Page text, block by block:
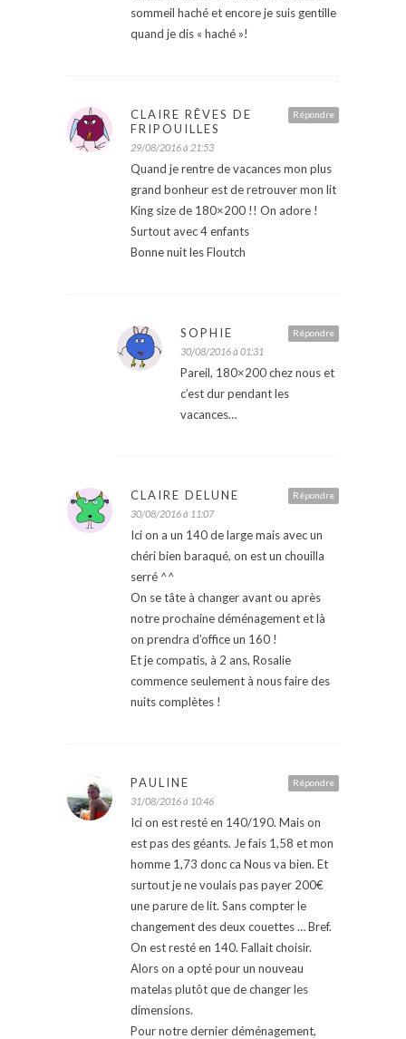
sommeil haché et encore je suis gentille
quand je dis « haché »!
Répondre
CLAIRE RÊVES DE
FRIPOUILLES
29/08/2016 à 21:53
Quand je rentre de vacances mon plus
grand bonheur est de retrouver mon lit
King size de 180×200 !! On adore !
Surtout avec 4 enfants
Bonne nuit les Floutch
Répondre
SOPHIE
30/08/2016 à 01:31
Pareil, 180×200 chez nous et
c’est dur pendant les
vacances…
Répondre
CLAIRE DELUNE
30/08/2016 à 11:07
Ici on a un 140 de large mais avec un
chéri bien baraqué, on est un chouilla
serré ^^
On se tâte à changer avant ou après
notre prochaine déménagement et là
on prendra d’office un 160 !
Et je compatis, à 2 ans, Rosalie
commence seulement à nous faire des
nuits complètes !
Répondre
PAULINE
31/08/2016 à 10:46
Ici on est resté en 140/190. Mais on
est pas des géants. Je fais 1,58 et mon
homme 1,73 donc ca Nous va bien. Et
surtout je ne voulais pas payer 200€
une parure de lit. Sans compter le
changement des deux couettes … Bref.
On est resté en 140. Fallait choisir.
Alors on a opté pour un nouveau
matelas plutôt que de changer les
dimensions.
Pour notre dernier déménagement,